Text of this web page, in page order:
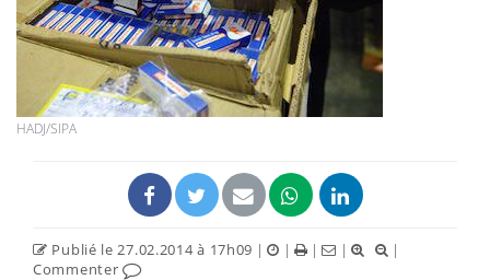
HADJ/SIPA
Publié le 27.02.2014 à 17h09 | | | |
|
Commenter